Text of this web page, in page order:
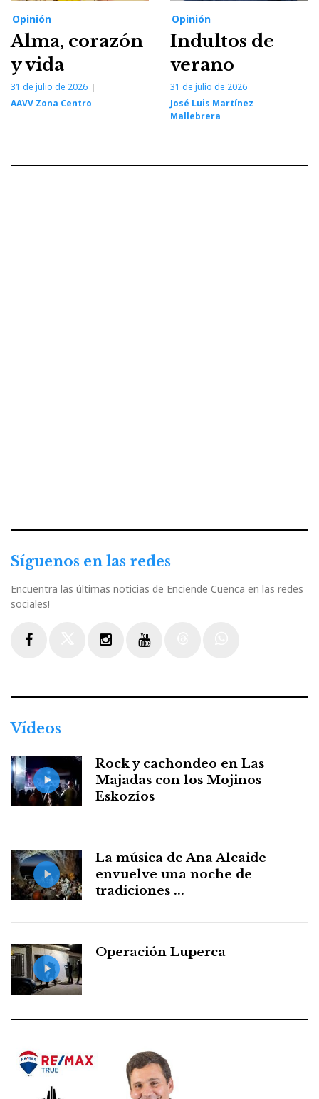
Opinión
Alma, corazón
y vida
31 de julio de 2026
AAVV Zona Centro
Opinión
Indultos de
verano
31 de julio de 2026
José Luis Martínez
Mallebrera
Síguenos en las redes
Encuentra las últimas noticias de Enciende Cuenca en las redes
sociales!
Vídeos
Rock y cachondeo en Las
Majadas con los Mojinos
Eskozíos
La música de Ana Alcaide
envuelve una noche de
tradiciones ...
Operación Luperca